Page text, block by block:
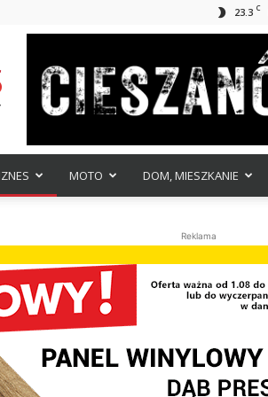
23.3 C
MOTO DOM, MIESZKANIE
Reklama